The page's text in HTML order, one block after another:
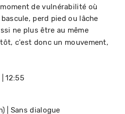
de vulnérabilité où
perd pied ou lâche
ne plus être au même
c'est donc un mouvement,
12:55
Sans dialogue